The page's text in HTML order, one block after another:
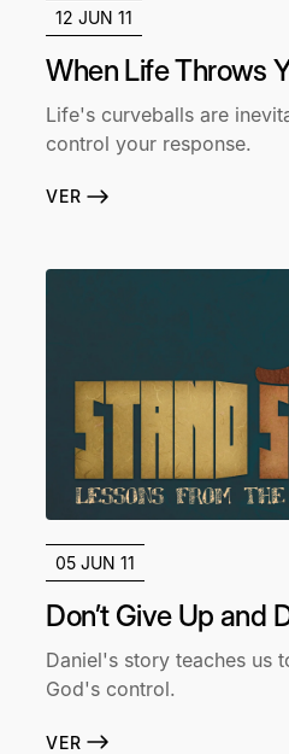
12 JUN 11
When Life Throws
Life's curveballs are
control your response.
VER
05 JUN 11
Don’t Give Up and
Daniel's story teaches us
God's control.
VER